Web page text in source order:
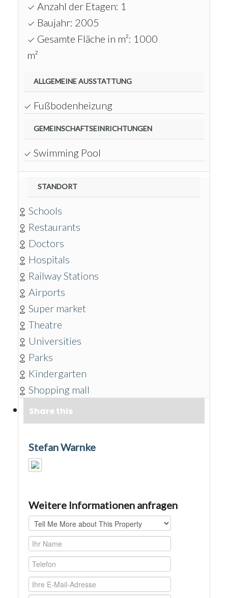
Anzahl der Etagen: 1
Baujahr: 2005
Gesamte Fläche in m²: 1000
m²
ALLGEMEINE AUSSTATTUNG
Fußbodenheizung
GEMEINSCHAFTSEINRICHTUNGEN
Swimming Pool
STANDORT
Schools
Restaurants
Doctors
Hospitals
Railway Stations
Airports
Super market
Theatre
Universities
Parks
Kindergarten
Shopping mall
Share this
Stefan Warnke
Weitere Informationen anfragen